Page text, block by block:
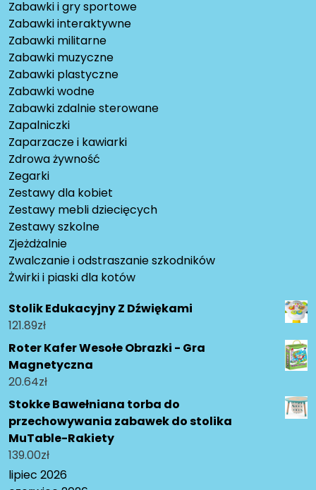
Zabawki i gry sportowe
Zabawki interaktywne
Zabawki militarne
Zabawki muzyczne
Zabawki plastyczne
Zabawki wodne
Zabawki zdalnie sterowane
Zapalniczki
Zaparzacze i kawiarki
Zdrowa żywność
Zegarki
Zestawy dla kobiet
Zestawy mebli dziecięcych
Zestawy szkolne
Zjeżdżalnie
Zwalczanie i odstraszanie szkodników
Żwirki i piaski dla kotów
Stolik Edukacyjny Z Dźwiękami
121.89zł
Roter Kafer Wesołe Obrazki - Gra
Magnetyczna
20.64zł
Stokke Bawełniana torba do
przechowywania zabawek do stolika
MuTable-Rakiety
139.00zł
lipiec 2026